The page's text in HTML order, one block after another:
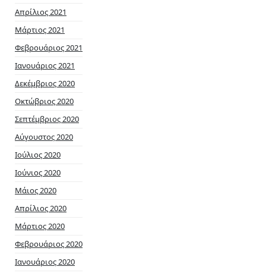
Απρίλιος 2021
Μάρτιος 2021
Φεβρουάριος 2021
Ιανουάριος 2021
Δεκέμβριος 2020
Οκτώβριος 2020
Σεπτέμβριος 2020
Αύγουστος 2020
Ιούλιος 2020
Ιούνιος 2020
Μάιος 2020
Απρίλιος 2020
Μάρτιος 2020
Φεβρουάριος 2020
Ιανουάριος 2020